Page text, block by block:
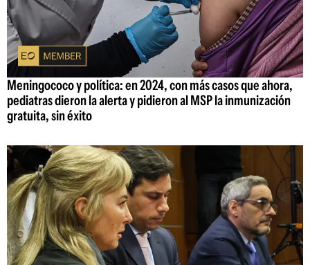
Meningococo y política: en 2024, con más casos que ahora,
pediatras dieron la alerta y pidieron al MSP la inmunización
gratuita, sin éxito